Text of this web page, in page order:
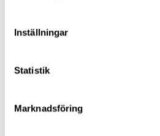
Inställningar
Statistik
Marknadsföring
Ljusbelysta Glastavlor
Mattor